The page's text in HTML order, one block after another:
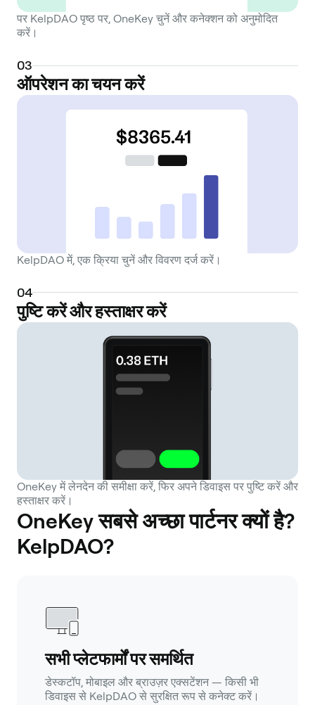
पर KelpDAO पृष्ठ पर, OneKey चुनें और कनेक्शन को अनुमोदित
करें।
03
ऑपरेशन का चयन करें
KelpDAO में, एक क्रिया चुनें और विवरण दर्ज करें।
04
पुष्टि करें और हस्ताक्षर करें
OneKey में लेनदेन की समीक्षा करें, फिर अपने डिवाइस पर पुष्टि करें और
हस्ताक्षर करें।
OneKey सबसे अच्छा पार्टनर क्यों है?
KelpDAO?
सभी प्लेटफार्मों पर समर्थित
डेस्कटॉप, मोबाइल और ब्राउज़र एक्सटेंशन — किसी भी
डिवाइस से KelpDAO से सुरक्षित रूप से कनेक्ट करें।